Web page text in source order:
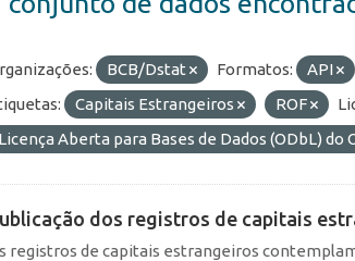
BCB/Dstat Formatos: API
Capitais Estrangeiros ROF
Licença Aberta para Bases de Dados (ODbL) do
dos registros de capitais
registros de capitais estrangeiros